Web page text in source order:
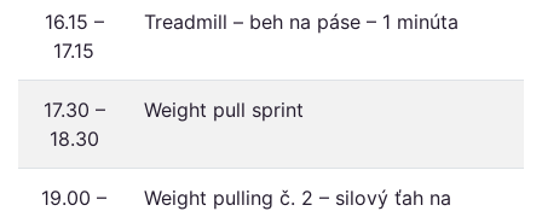
16.15 –
17.15
Treadmill – beh na páse – 1 minúta
17.30 –
18.30
Weight pull sprint
19.00 –
Weight pulling č. 2 – silový ťah na